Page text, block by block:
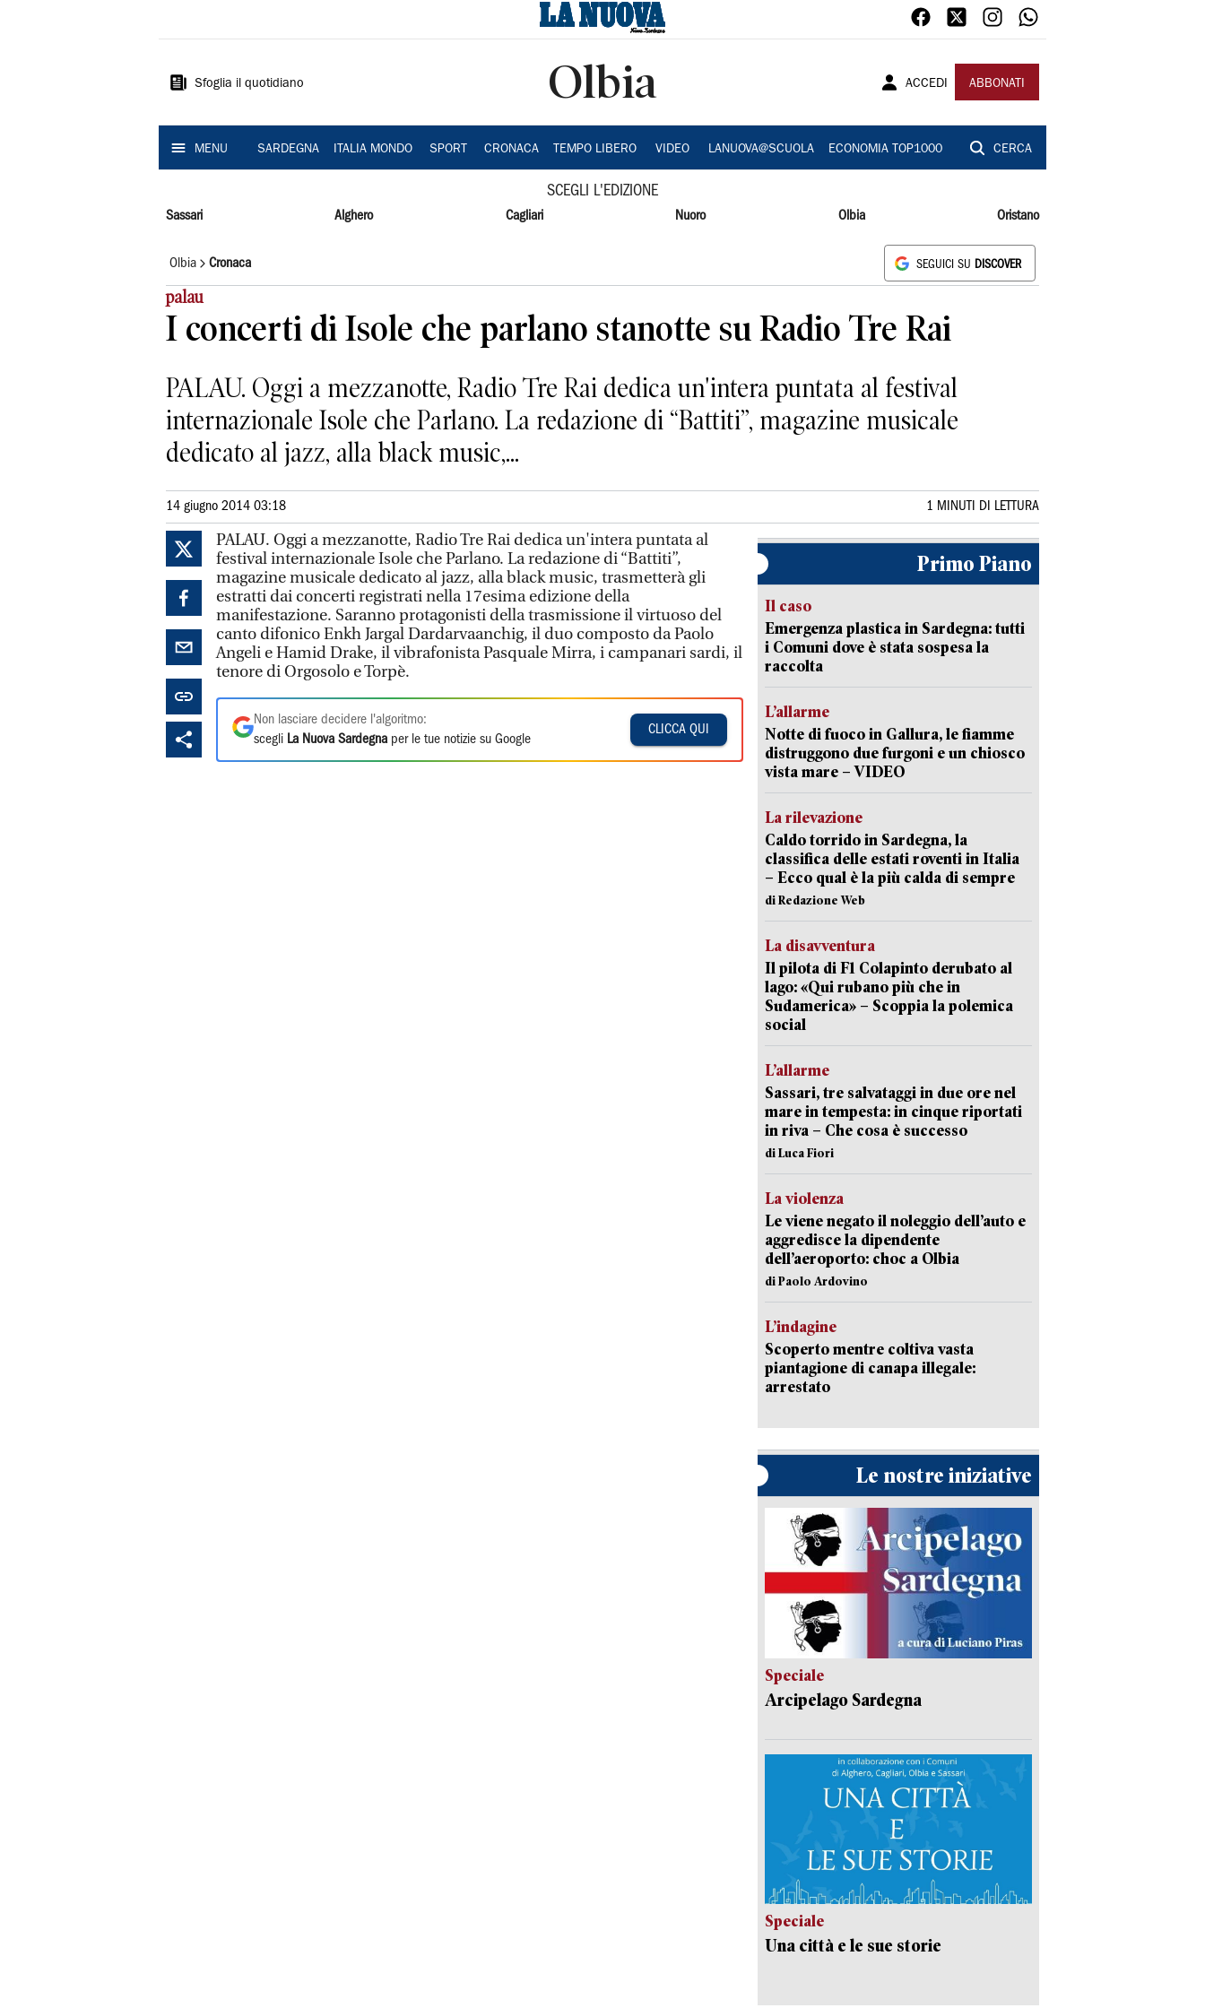
Sardegna
Sfoglia il quotidiano Olbia ACCEDI ABBONATI
MENU SARDEGNA ITALIA MONDO SPORT CRONACA TEMPO LIBERO VIDEO LANUOVA@SCUOLA ECONOMIA TOP1000 CERCA
SCEGLI L'EDIZIONE
Sassari Alghero Cagliari Nuoro Olbia Oristano
Olbia Cronaca SEGUICI SU DISCOVER
palau
I concerti di Isole che parlano stanotte su Radio Tre Rai
PALAU. Oggi a mezzanotte, Radio Tre Rai dedica un'intera puntata al festival
internazionale Isole che Parlano. La redazione di “Battiti”, magazine musicale
dedicato al jazz, alla black music,...
14 giugno 2014 03:18 1 MINUTI DI LETTURA
PALAU. Oggi a mezzanotte, Radio Tre Rai dedica un'intera puntata al
festival internazionale Isole che Parlano. La redazione di “Battiti”,
magazine musicale dedicato al jazz, alla black music, trasmetterà gli
estratti dai concerti registrati nella 17esima edizione della
manifestazione. Saranno protagonisti della trasmissione il virtuoso del
canto difonico Enkh Jargal Dardarvaanchig, il duo composto da Paolo
Angeli e Hamid Drake, il vibrafonista Pasquale Mirra, i campanari sardi, il
tenore di Orgosolo e Torpè.
Non lasciare decidere l'algoritmo:
scegli La Nuova Sardegna per le tue notizie su Google
CLICCA QUI
Primo Piano
Il caso
Emergenza plastica in Sardegna: tutti
i Comuni dove è stata sospesa la
raccolta
L’allarme
Notte di fuoco in Gallura, le fiamme
distruggono due furgoni e un chiosco
vista mare – VIDEO
La rilevazione
Caldo torrido in Sardegna, la
classifica delle estati roventi in Italia
– Ecco qual è la più calda di sempre
di Redazione Web
La disavventura
Il pilota di F1 Colapinto derubato al
lago: «Qui rubano più che in
Sudamerica» – Scoppia la polemica
social
L’allarme
Sassari, tre salvataggi in due ore nel
mare in tempesta: in cinque riportati
in riva – Che cosa è successo
di Luca Fiori
La violenza
Le viene negato il noleggio dell’auto e
aggredisce la dipendente
dell’aeroporto: choc a Olbia
di Paolo Ardovino
L’indagine
Scoperto mentre coltiva vasta
piantagione di canapa illegale:
arrestato
Le nostre iniziative
Speciale
Arcipelago Sardegna
Speciale
Una città e le sue storie